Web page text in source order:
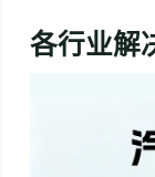
各行业解